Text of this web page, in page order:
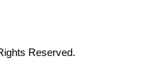
Reserved.